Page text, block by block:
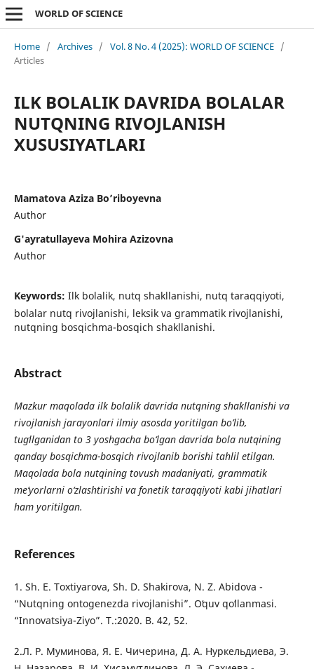
WORLD OF SCIENCE
Home / Archives / Vol. 8 No. 4 (2025): WORLD OF SCIENCE /
Articles
ILK BOLALIK DAVRIDA BOLALAR
NUTQNING RIVOJLANISH
XUSUSIYATLARI
Mamatova Aziza Bo’riboyevna
Author
G'ayratullayeva Mohira Azizovna
Author
Keywords: Ilk bolalik, nutq shakllanishi, nutq taraqqiyoti,
bolalar nutq rivojlanishi, leksik va grammatik rivojlanishi,
nutqning bosqichma-bosqich shakllanishi.
Abstract
Mazkur maqolada ilk bolalik davrida nutqning shakllanishi va
rivojlanish jarayonlari ilmiy asosda yoritilgan bo’lib,
tugilganidan to 3 yoshgacha bo‘lgan davrida bola nutqining
qanday bosqichma-bosqich rivojlanib borishi tahlil etilgan.
Maqolada bola nutqining tovush madaniyati, grammatik
me’yorlarni o‘zlashtirishi va fonetik taraqqiyoti kabi jihatlari
ham yoritilgan.
References
1. Sh. E. Toxtiyarova, Sh. D. Shakirova, N. Z. Abidova -
“Nutqning ontogenezda rivojlanishi”. Oʻquv qoʻllanmasi.
“Innovatsiya-Ziyo”. T.:2020. B. 42, 52.
2.Л. Р. Муминова, Я. Е. Чичерина, Д. А. Нуркельдиева, Э.